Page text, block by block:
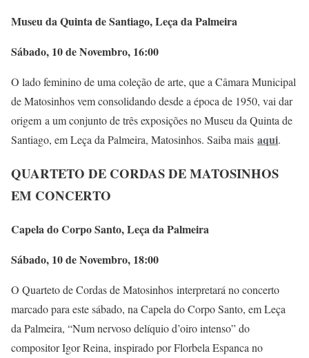
Museu da Quinta de Santiago, Leça da Palmeira
Sábado, 10 de Novembro, 16:00
O lado feminino de uma coleção de arte, que a Câmara Municipal
de Matosinhos vem consolidando desde a época de 1950, vai dar
origem a um conjunto de três exposições no Museu da Quinta de
Santiago, em Leça da Palmeira, Matosinhos. Saiba mais aqui.
QUARTETO DE CORDAS DE MATOSINHOS
EM CONCERTO
Capela do Corpo Santo, Leça da Palmeira
Sábado, 10 de Novembro, 18:00
O Quarteto de Cordas de Matosinhos interpretará no concerto
marcado para este sábado, na Capela do Corpo Santo, em Leça
da Palmeira, “Num nervoso delíquio d’oiro intenso” do
compositor Igor Reina, inspirado por Florbela Espanca no